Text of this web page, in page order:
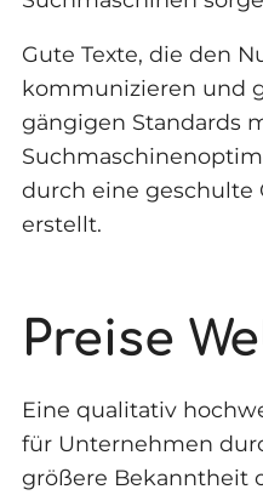
Gute Texte, die den
kommunizieren und
gängigen Standards
durch eine geschulte
erstellt.
Preise
Eine qualitativ
für Unternehmen
größere Bekanntheit